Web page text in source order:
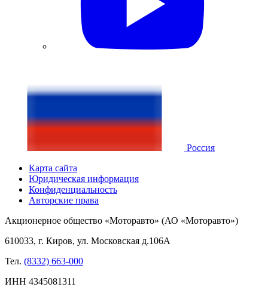
Россия
Карта сайта
Юридическая информация
Конфиденциальность
Авторские права
Акционерное общество «Моторавто» (АО «Моторавто»)
610033, г. Киров, ул. Московская д.106А
Тел. (8332) 663-000
ИНН 4345081311